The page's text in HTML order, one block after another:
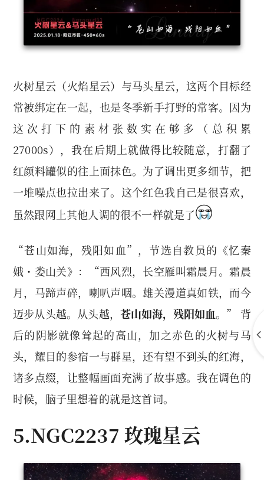
火树星云（火焰星云）与马头星云，这两个目标经
常被绑定在一起，也是冬季新手打野的常客。因为
这次打下的素材张数实在够多（总积累
27000s），我在后期上就做得比较随意，打翻了
红颜料罐似的往上面抹色。为了调出更多细节，把
一堆噪点也拉出来了。这个红色我自己是很喜欢，
虽然跟网上其他人调的很不一样就是了
“苍山如海，残阳如血”，节选自教员的《忆秦
娥・娄山关》：“西风烈，长空雁叫霜晨月。霜晨
月，马蹄声碎，喇叭声咽。雄关漫道真如铁，而今
迈步从头越。从头越，苍山如海，残阳如血。” 背
后的阴影就像耸起的高山，加之赤色的火树与马
头，耀目的参宿一与群星，还有望不到头的红海，
诸多点缀，让整幅画面充满了故事感。我在调色的
时候，脑子里想着的就是这首词。
5.NGC2237 玫瑰星云